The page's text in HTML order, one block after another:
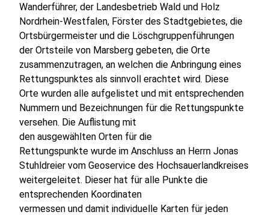
Wanderführer, der Landesbetrieb Wald und Holz
Nordrhein-Westfalen, Förster des Stadtgebietes, die
Ortsbürgermeister und die Löschgruppenführungen
der Ortsteile von Marsberg gebeten, die Orte
zusammenzutragen, an welchen die Anbringung eines
Rettungspunktes als sinnvoll erachtet wird. Diese
Orte wurden alle aufgelistet und mit entsprechenden
Nummern und Bezeichnungen für die Rettungspunkte
versehen. Die Auflistung mit
den ausgewählten Orten für die
Rettungspunkte wurde im Anschluss an Herrn Jonas
Stuhldreier vom Geoservice des Hochsauerlandkreises
weitergeleitet. Dieser hat für alle Punkte die
entsprechenden Koordinaten
vermessen und damit individuelle Karten für jeden